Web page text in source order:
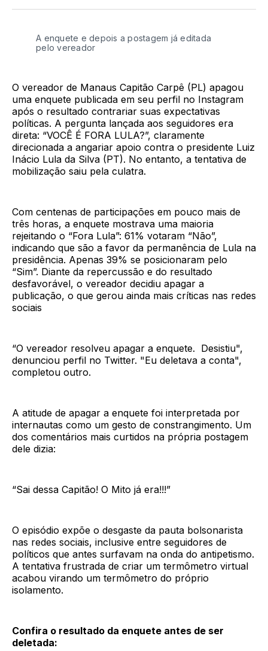
BlueSkyTwitterFacebook
LinkedInWhatsApp
Email
A enquete e depois a postagem já editada
pelo vereador
O vereador de Manaus Capitão Carpê (PL) apagou
uma enquete publicada em seu perfil no Instagram
após o resultado contrariar suas expectativas
políticas. A pergunta lançada aos seguidores era
direta: “VOCÊ É FORA LULA?”, claramente
direcionada a angariar apoio contra o presidente Luiz
Inácio Lula da Silva (PT). No entanto, a tentativa de
mobilização saiu pela culatra.
Com centenas de participações em pouco mais de
três horas, a enquete mostrava uma maioria
rejeitando o “Fora Lula”: 61% votaram “Não”,
indicando que são a favor da permanência de Lula na
presidência. Apenas 39% se posicionaram pelo
“Sim”. Diante da repercussão e do resultado
desfavorável, o vereador decidiu apagar a
publicação, o que gerou ainda mais críticas nas redes
sociais
“O vereador resolveu apagar a enquete. Desistiu",
denunciou perfil no Twitter. "Eu deletava a conta",
completou outro.
A atitude de apagar a enquete foi interpretada por
internautas como um gesto de constrangimento. Um
dos comentários mais curtidos na própria postagem
dele dizia:
“Sai dessa Capitão! O Mito já era!!!”
O episódio expõe o desgaste da pauta bolsonarista
nas redes sociais, inclusive entre seguidores de
políticos que antes surfavam na onda do antipetismo.
A tentativa frustrada de criar um termômetro virtual
acabou virando um termômetro do próprio
isolamento.
Confira o resultado da enquete antes de ser
deletada: